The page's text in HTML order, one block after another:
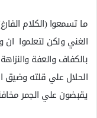
ما تسمعوا (الكلام
الغني ولكن لتعلموا
بالكفاف والعفة
الحلال علي قلته
يقبضون علي الجمر